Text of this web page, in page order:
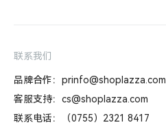
联系我们
品牌合作：prinfo@shoplazza.com
客服支持：cs@shoplazza.com
联系电话：（0755）2321 8417